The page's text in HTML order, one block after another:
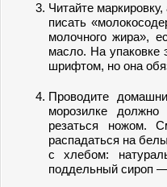
Читайте
писать
молочного жира»,
масло. На упаковке
шрифтом, но она
Проводите
морозилке
резаться ножом.
распадаться на
с хлебом:
поддельный сироп —